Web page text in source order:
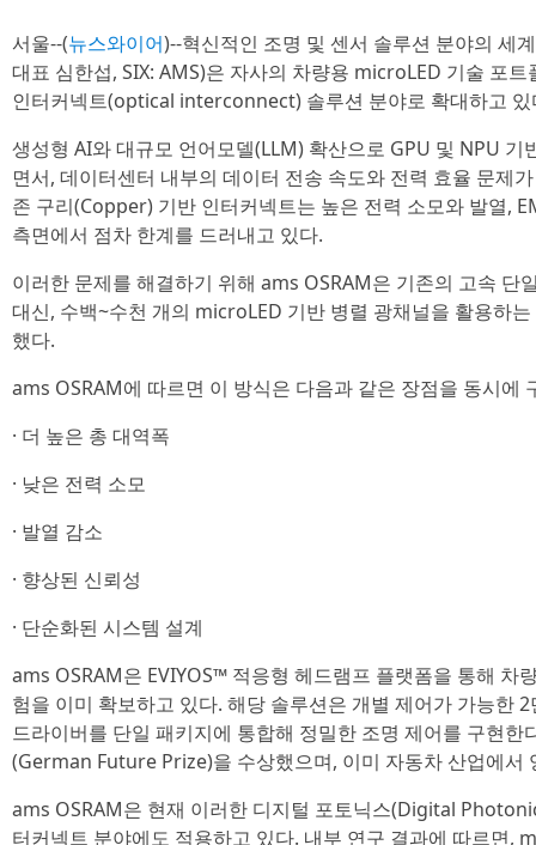
서울--(뉴스와이어)--혁신적인 조명 및 센서 솔루션 분야의 세
대표 심한섭, SIX: AMS)은 자사의 차량용 microLED 기술 포
인터커넥트(optical interconnect) 솔루션 분야로 확대하고 있
생성형 AI와 대규모 언어모델(LLM) 확산으로 GPU 및 NPU
면서, 데이터센터 내부의 데이터 전송 속도와 전력 효율 문제
존 구리(Copper) 기반 인터커넥트는 높은 전력 소모와 발열,
측면에서 점차 한계를 드러내고 있다.
이러한 문제를 해결하기 위해 ams OSRAM은 기존의 고속 단
대신, 수백~수천 개의 microLED 기반 병렬 광채널을 활용하
했다.
ams OSRAM에 따르면 이 방식은 다음과 같은 장점을 동시에
· 더 높은 총 대역폭
· 낮은 전력 소모
· 발열 감소
· 향상된 신뢰성
· 단순화된 시스템 설계
ams OSRAM은 EVIYOS™ 적응형 헤드램프 플랫폼을 통해 차
험을 이미 확보하고 있다. 해당 솔루션은 개별 제어가 가능한
드라이버를 단일 패키지에 통합해 정밀한 조명 제어를 구현한
(German Future Prize)을 수상했으며, 이미 자동차 산업에서
ams OSRAM은 현재 이러한 디지털 포토닉스(Digital
터커넥트 분야에도 적용하고 있다. 내부 연구 결과에 따르면,